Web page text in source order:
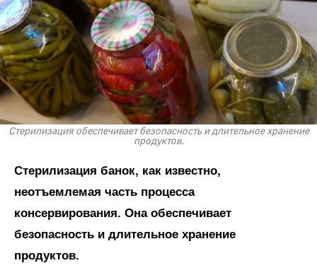
Стерилизация обеспечивает безопасность и длительное хранение
продуктов.
Стерилизация банок, как известно,
неотъемлемая часть процесса
консервирования. Она обеспечивает
безопасность и длительное хранение
продуктов.